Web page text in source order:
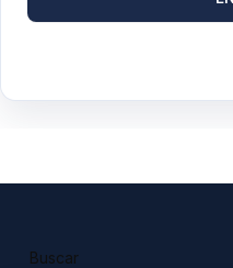
Buscar